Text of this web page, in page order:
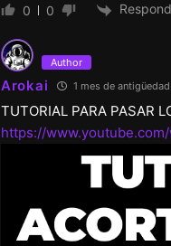
0 0
Author
Arokai 1 mes de antigüedad
TUTORIAL PARA PASAR
https://www.youtube.com/